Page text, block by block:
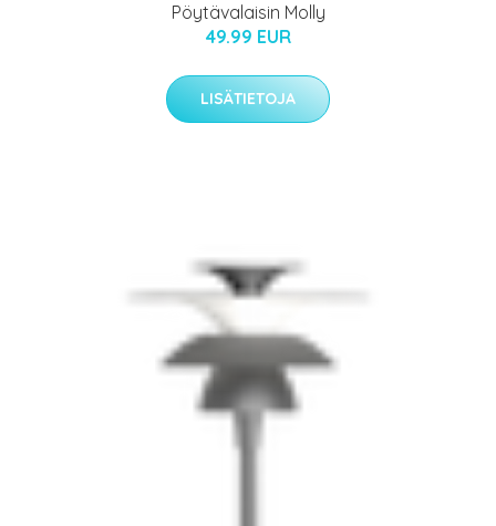
Pöytävalaisin Molly
49.99 EUR
LISÄTIETOJA